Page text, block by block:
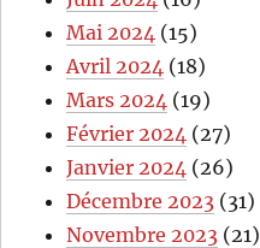
Mai 2024 (15)
Avril 2024 (18)
Mars 2024 (19)
Février 2024 (27)
Janvier 2024 (26)
Décembre 2023 (31)
Novembre 2023 (21)